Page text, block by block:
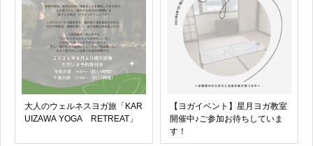
大人のウェルネスヨガ旅「KAR
UIZAWA YOGA RETREAT」
【ヨガイベント】星月ヨガ教室
開催中♪ご参加お待ちしていま
す！